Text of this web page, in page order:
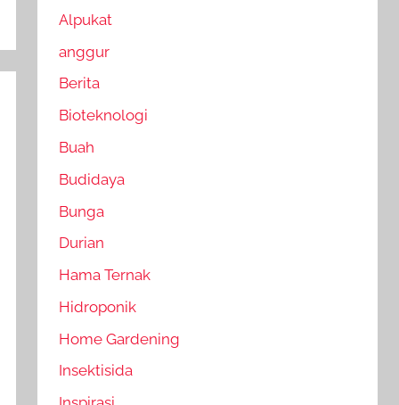
Alpukat
anggur
Berita
Bioteknologi
Buah
Budidaya
Bunga
Durian
Hama Ternak
Hidroponik
Home Gardening
Insektisida